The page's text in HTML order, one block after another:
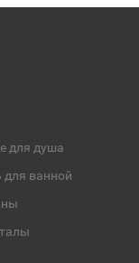
для душа
для ванной